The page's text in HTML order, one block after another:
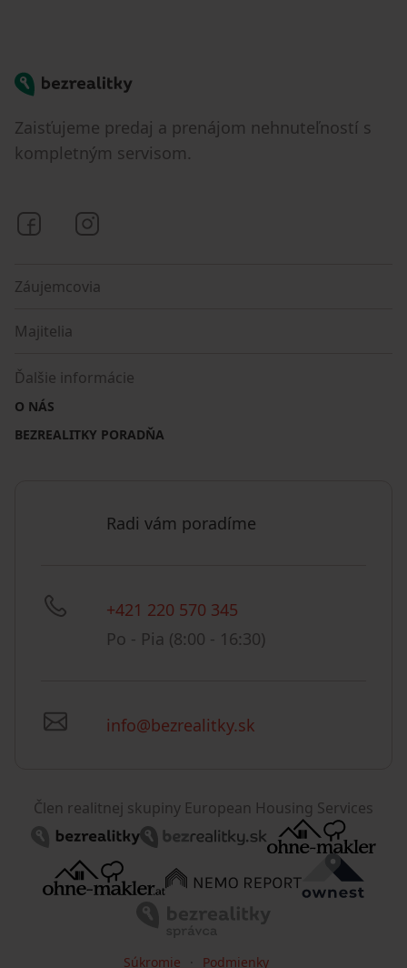
Bezrealitky
Zaisťujeme predaj a prenájom nehnuteľností s
kompletným servisom.
Bezrealitky na Facebooku
Záujemcovia
Majitelia
Ďalšie informácie
O NÁS
BEZREALITKY PORADŇA
Radi vám poradíme
+421 220 570 345
Po - Pia (8:00 - 16:30)
info@bezrealitky.sk
Člen realitnej skupiny European Housing Services
Súkromie Podmienky